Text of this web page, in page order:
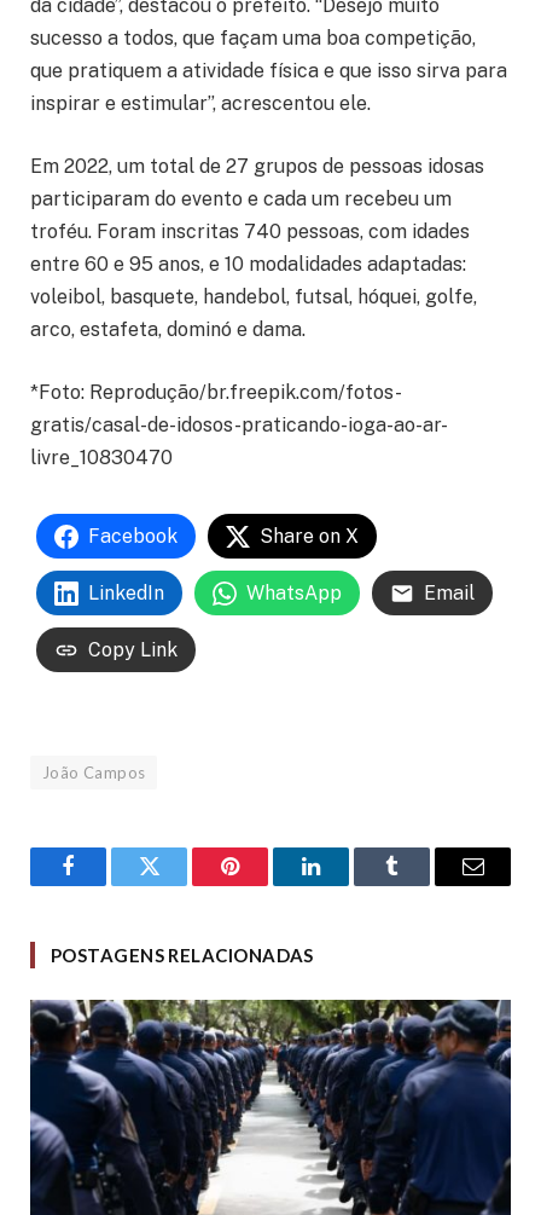
da cidade”, destacou o prefeito. “Desejo muito
sucesso a todos, que façam uma boa competição,
que pratiquem a atividade física e que isso sirva para
inspirar e estimular”, acrescentou ele.
Em 2022, um total de 27 grupos de pessoas idosas
participaram do evento e cada um recebeu um
troféu. Foram inscritas 740 pessoas, com idades
entre 60 e 95 anos, e 10 modalidades adaptadas:
voleibol, basquete, handebol, futsal, hóquei, golfe,
arco, estafeta, dominó e dama.
*Foto: Reprodução/br.freepik.com/fotos-
gratis/casal-de-idosos-praticando-ioga-ao-ar-
livre_10830470
Facebook Share on X
LinkedIn WhatsApp Email
Copy Link
João Campos
FacebookTwitter Pinterest LinkedInTumblr Email
POSTAGENS RELACIONADAS